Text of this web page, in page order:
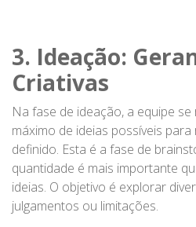
3. Ideação:
Criativas
Na fase de ideação, a equipe
máximo de ideias possíveis
definido. Esta é a fase de
quantidade é mais importante
ideias. O objetivo é explorar
julgamentos ou limitações.